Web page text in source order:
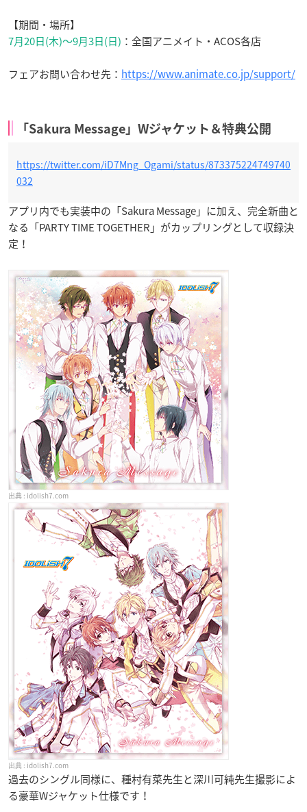
【期間・場所】
7月20日(木)～9月3日(日) ：全国アニメイト・ACOS各店
フェアお問い合わせ先： https://www.animate.co.jp/support/
「Sakura Message」Wジャケット＆特典公開
https://twitter.com/iD7Mng_Ogami/status/873375224749740
032
アプリ内でも実装中の「Sakura Message」に加え、完全新曲と
なる「PARTY TIME TOGETHER」がカップリングとして収録決
定！
idolish7.com
idolish7.com
過去のシングル同様に、種村有菜先生と深川可純先生撮影によ
る豪華Wジャケット仕様です！